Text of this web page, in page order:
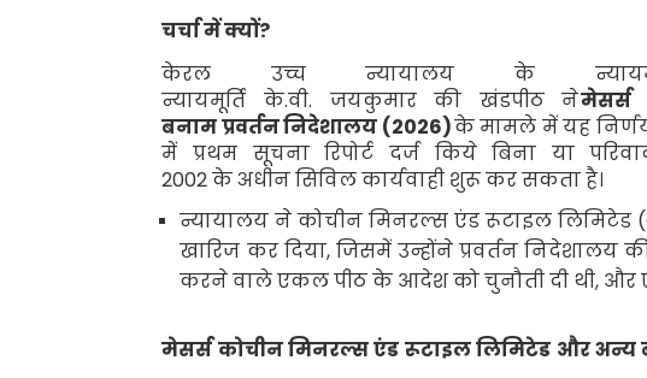
चर्चा में क्यों?
केरल उच्च न्यायालय के
न्यायमूर्ति के.वी. जयकुमार की खंडपीठ ने
बनाम प्रवर्तन निदेशालय (2026)के मामले में यह
में प्रथम सूचना रिपोर्ट दर्ज किये बिना या
2002के अधीनसिविल कार्यवाही शुरू कर सकता है।
न्यायालय ने कोचीन मिनरल्स एंड रूटाइल लिमिटेड (
खारिज कर दिया, जिसमें उन्होंने प्रवर्तन निदेशालय
करने वाले एकल पीठ के आदेश को चुनौती दी थी, और
मेसर्स कोचीन मिनरल्स एंड रूटाइल लिमिटेड और अन्य